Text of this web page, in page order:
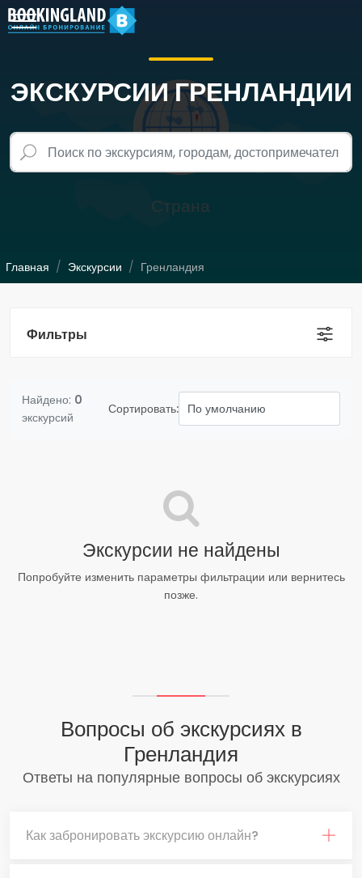
ЭКСКУРСИИ ГРЕНЛАНДИИ
Главная Экскурсии Гренландия
Фильтры
Найдено: 0
экскурсий
Сортировать:
Экскурсии не найдены
Попробуйте изменить параметры фильтрации или вернитесь
позже.
Вопросы об экскурсиях в
Гренландия
Ответы на популярные вопросы об экскурсиях
Как забронировать экскурсию онлайн?